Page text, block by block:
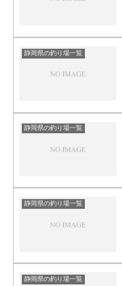
静岡県の釣り場一覧
静岡県の釣り場一覧
静岡県の釣り場一覧
静岡県の釣り場一覧